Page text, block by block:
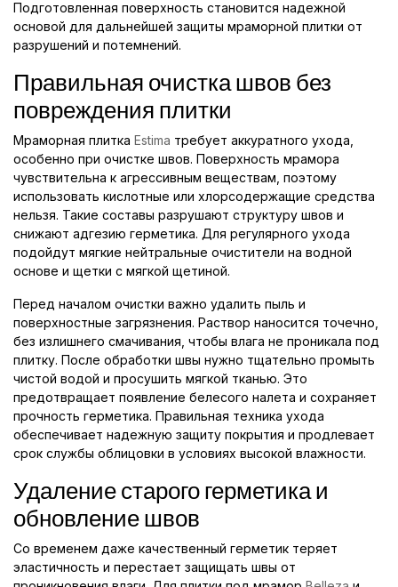
Подготовленная поверхность становится надежной
основой для дальнейшей защиты мраморной плитки от
разрушений и потемнений.
Правильная очистка швов без
повреждения плитки
Мраморная плитка Estima требует аккуратного ухода,
особенно при очистке швов. Поверхность мрамора
чувствительна к агрессивным веществам, поэтому
использовать кислотные или хлорсодержащие средства
нельзя. Такие составы разрушают структуру швов и
снижают адгезию герметика. Для регулярного ухода
подойдут мягкие нейтральные очистители на водной
основе и щетки с мягкой щетиной.
Перед началом очистки важно удалить пыль и
поверхностные загрязнения. Раствор наносится точечно,
без излишнего смачивания, чтобы влага не проникала под
плитку. После обработки швы нужно тщательно промыть
чистой водой и просушить мягкой тканью. Это
предотвращает появление белесого налета и сохраняет
прочность герметика. Правильная техника ухода
обеспечивает надежную защиту покрытия и продлевает
срок службы облицовки в условиях высокой влажности.
Удаление старого герметика и
обновление швов
Со временем даже качественный герметик теряет
эластичность и перестает защищать швы от